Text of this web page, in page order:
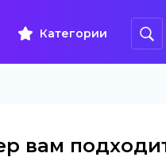
Категории
вам